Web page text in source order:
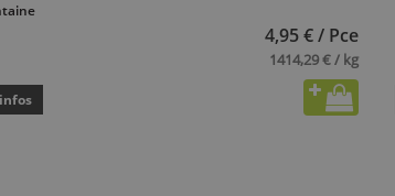
4,95 € / Pce
1414,29 € / kg